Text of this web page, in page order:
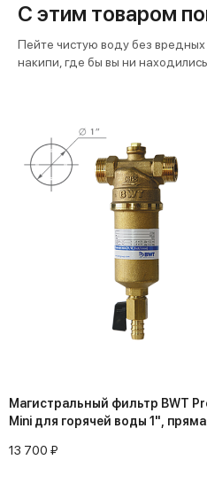
С этим товаром
Пейте чистую воду без
накипи, где бы вы ни находились.
Магистральный фильтр BWT
Mini для горячей воды 1",
13 700 ₽